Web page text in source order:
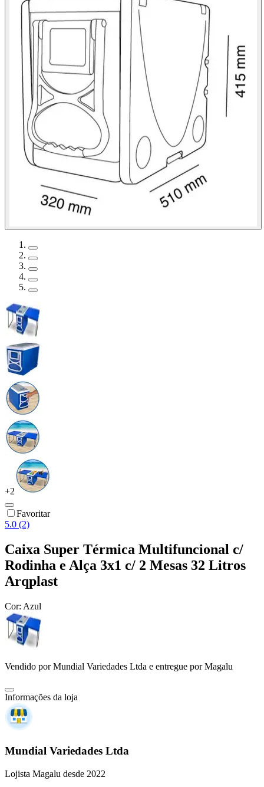
+2
Favoritar
5.0 (2)
Caixa Super Térmica Multifuncional c/
Rodinha e Alça 3x1 c/ 2 Mesas 32 Litros
Arqplast
Cor: Azul
Vendido porMundial Variedades Ltda e entregue por Magalu
Informações da loja
Mundial Variedades Ltda
Lojista Magalu desde 2022